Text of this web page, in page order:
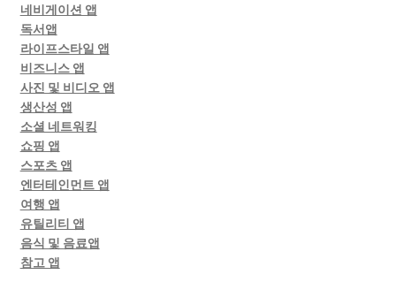
네비게이션 앱
독서앱
라이프스타일 앱
비즈니스 앱
사진 및 비디오 앱
생산성 앱
소셜 네트워킹
쇼핑 앱
스포츠 앱
엔터테인먼트 앱
여행 앱
유틸리티 앱
음식 및 음료앱
참고 앱